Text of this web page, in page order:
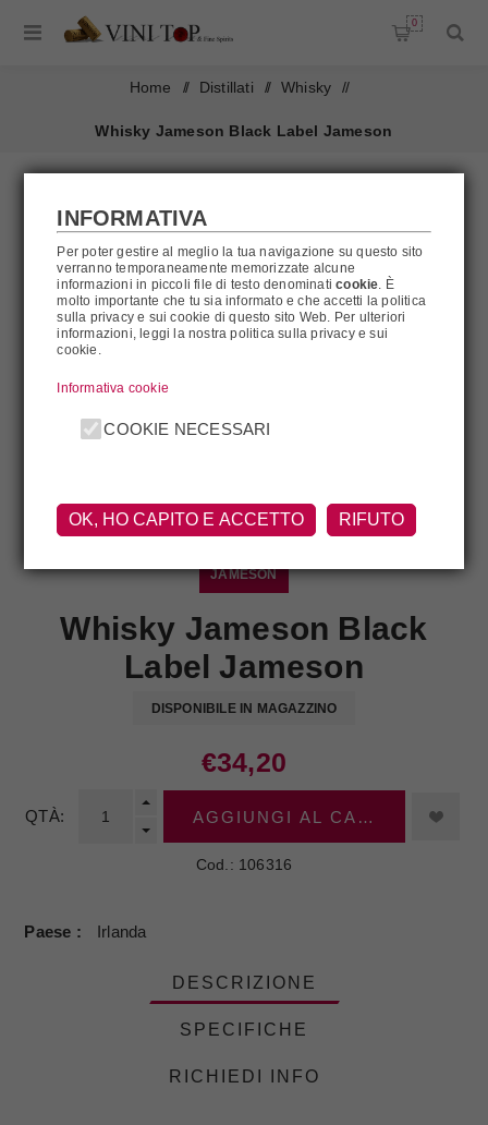
0
Home / Distillati / Whisky /
Whisky Jameson Black Label Jameson
JAMESON
Whisky Jameson Black
Label Jameson
DISPONIBILE IN MAGAZZINO
€34,20
QTÀ: AGGIUNGI AL CARRELLO
Cod.: 106316
Paese Irlanda
DESCRIZIONE
SPECIFICHE
RICHIEDI INFO
INFORMATIVA
Per poter gestire al meglio la tua navigazione su questo sito
verranno temporaneamente memorizzate alcune
informazioni in piccoli file di testo denominaticookie . È
molto importante che tu sia informato e che accetti la politica
sulla privacy e sui cookie di questo sito Web. Per ulteriori
informazioni, leggi la nostra politica sulla privacy e sui
cookie.
Informativa cookie
COOKIE NECESSARI
OK, HO CAPITO E ACCETTO RIFUTO